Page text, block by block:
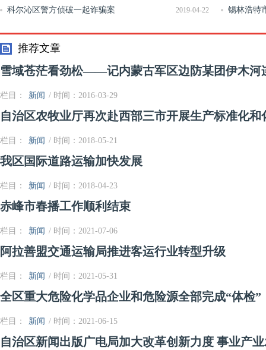
训班 2019-04-22
科尔沁区警方侦破一起诈骗案 锡林浩特
实名制工作
推荐文章
雪域苍茫看劲松——记内蒙古军区边防某团伊木河
栏目： 新闻 / 时间：2016-03-29
自治区农牧业厅再次赴西部三市开展生产标准化
栏目： 新闻 / 时间：2018-05-21
我区国际道路运输加快发展
栏目： 新闻 / 时间：2018-04-23
赤峰市春播工作顺利结束
栏目： 新闻 / 时间：2021-07-06
阿拉善盟交通运输局推进客运行业转型升级
栏目： 新闻 / 时间：2021-05-31
全区重大危险化学品企业和危险源全部完成“体检”
栏目： 新闻 / 时间：2021-06-15
自治区新闻出版广电局加大改革创新力度 事业产